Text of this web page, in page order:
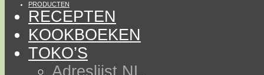
PRODUCTEN
RECEPTEN
KOOKBOEKEN
TOKO’S
Adreslijst NL